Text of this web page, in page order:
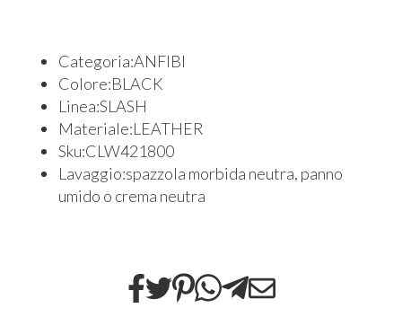
Categoria:ANFIBI
Colore:BLACK
Linea:SLASH
Materiale:LEATHER
Sku:CLW421800
Lavaggio:spazzola morbida neutra, panno
umido o crema neutra